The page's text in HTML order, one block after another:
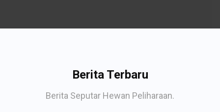
Berita Terbaru
Berita Seputar Hewan Peliharaan.